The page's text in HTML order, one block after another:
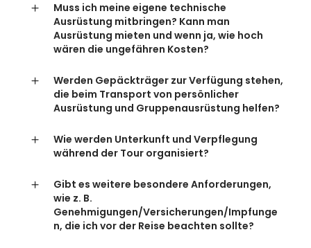
Muss ich meine eigene technische
Ausrüstung mitbringen? Kann man
Ausrüstung mieten und wenn ja, wie hoch
wären die ungefähren Kosten?
Werden Gepäckträger zur Verfügung stehen,
die beim Transport von persönlicher
Ausrüstung und Gruppenausrüstung helfen?
Wie werden Unterkunft und Verpflegung
während der Tour organisiert?
Gibt es weitere besondere Anforderungen,
wie z. B.
Genehmigungen/Versicherungen/Impfunge
n, die ich vor der Reise beachten sollte?